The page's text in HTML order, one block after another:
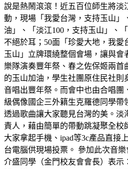
說是熱鬧滾滾！近五百位師生將淡
動，現場「我愛台灣，支持玉山」
油」、「淡江100，支持玉山」、
不絕於耳；50面「珍愛大地，我
玉山」立牌環繞整個會場，讓與會
樂隊演奏豐年祭、春之佐保姬兩首
的玉山加油，學生社團原住民社則
音唱出豐年祭。而會中也由合唱團
級偶像國企三外籍生克羅德同學帶
透過歌曲讓大家聽見台灣的美。淡
責人，藉由簡單的帶動跳凝聚全校
大家拿起手機、ipad等3c產品直接
台電腦供現場投票。 參加此次音
介盛同學（金門校友會會長）表示